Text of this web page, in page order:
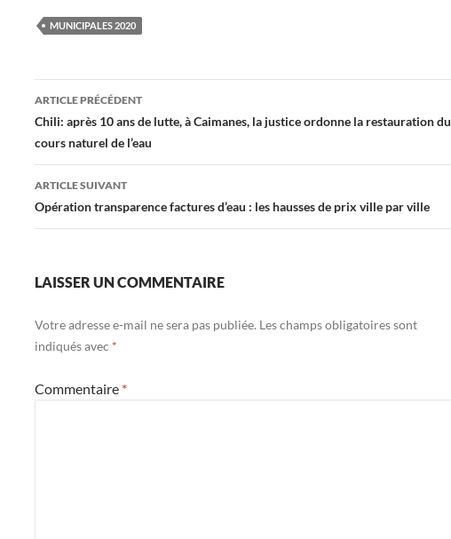
MUNICIPALES 2020
Navigation
des
articles
ARTICLE PRÉCÉDENT
Chili: après 10 ans de lutte, à Caimanes, la justice ordonne la restauration du
cours naturel de l’eau
ARTICLE SUIVANT
Opération transparence factures d’eau : les hausses de prix ville par ville
LAISSER UN COMMENTAIRE
Votre adresse e-mail ne sera pas publiée. Les champs obligatoires sont
indiqués avec *
Commentaire *